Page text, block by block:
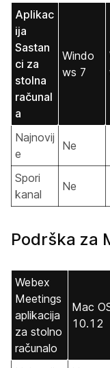
Aplikac
ija
Sastan
ci za
stolna
računal
a
Windo
ws 7
Najnovij
e
Ne
Spori
kanal
Ne
Podrška za
Webex
Meetings
aplikacija
za stolno
računalo
Mac
10.12